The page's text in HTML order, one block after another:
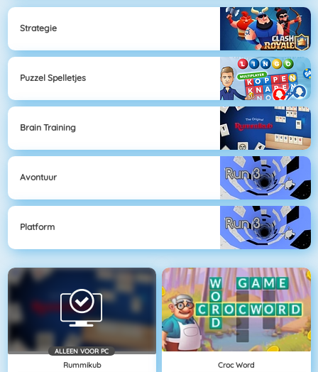
Strategie
Puzzel Spelletjes
Brain Training
Avontuur
Platform
ALLEEN VOOR PC
Rummikub Croc Word